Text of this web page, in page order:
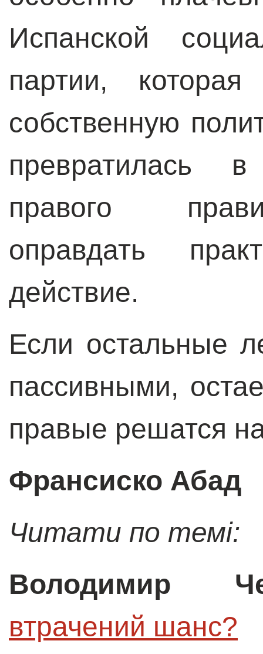
Испанской
партии,
собственную
превратилась
правого
оправдать
действие.
Если остальные
пассивными,
правые решатся
Франсиско Абад
Читати по темі:
Володимир
втрачений шанс?